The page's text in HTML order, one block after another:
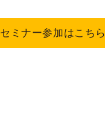
セミナー参加はこちら